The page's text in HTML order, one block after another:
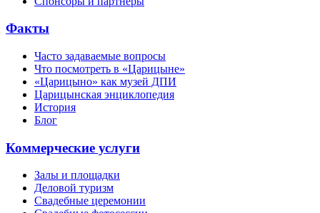
Факты
Часто задаваемые вопросы
Что посмотреть в «Царицыне»
«Царицыно» как музей ДПИ
Царицынская энциклопедия
История
Блог
Коммерческие услуги
Залы и площадки
Деловой туризм
Свадебные церемонии